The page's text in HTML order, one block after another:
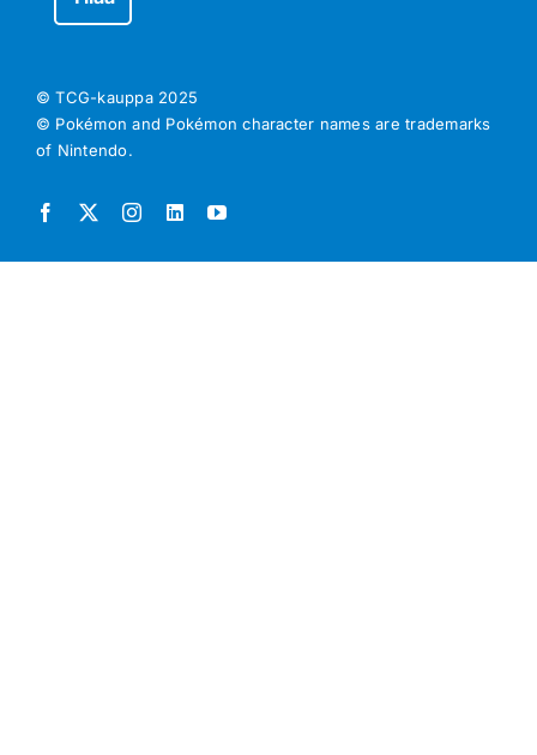
© TCG-kauppa 2025
© Pokémon and Pokémon character names are trademarks
of Nintendo.